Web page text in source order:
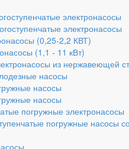
электронасосы
электронасосы
(0,25-2,2 КВТ)
(1,1 - 11 кВт)
из нержавеющей
насосы
насосы
насосы
погружные электронасосы
погружные насосы